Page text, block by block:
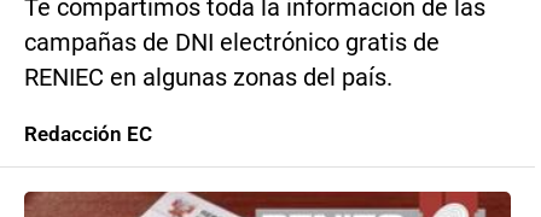
Te compartimos toda la información de las
campañas de DNI electrónico gratis de
RENIEC en algunas zonas del país.
Redacción EC